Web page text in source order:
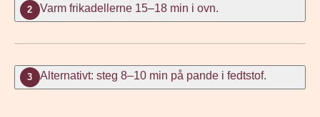
2 Varm frikadellerne 15–18 min i ovn.
3 Alternativt: steg 8–10 min på pande i fedtstof.